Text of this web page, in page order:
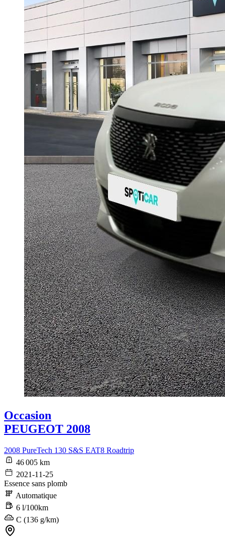
Occasion
PEUGEOT 2008
2008 PureTech 130 S&S EAT8 Roadtrip
46 005 km
2021-11-25
Essence sans plomb
Automatique
6 l/100km
C (136 g/km)